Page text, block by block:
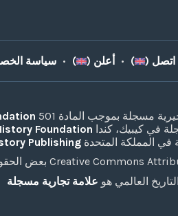
اتصل ( )
• أعلن ( )
• سياسة
Foundation
Publishing
العالمي هو علامة تجارية مسجلة